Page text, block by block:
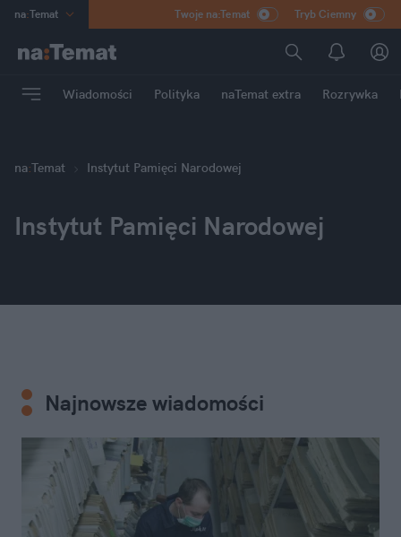
na:Temat
Poland
mama
Rozrywka
Twoje na:Temat Tryb Ciemny
Wiadomości Polityka naTemat extra Rozrywka
na:Temat Instytut Pamięci Narodowej
Instytut Pamięci Narodowej
Najnowsze wiadomości